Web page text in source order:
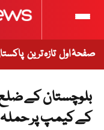
صفحۂ اول تازہ ترین
بلوچستان کے
کے کیمپ پر حملہ ، 20 سے زائد مزدور